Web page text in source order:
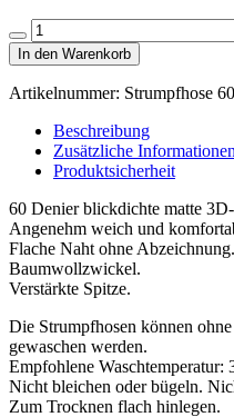
Menge
verringern
Strumpfhose
Intense
60D,
Farbe
Menge
In den Warenkorb
Artikelnummer: Strumpfhose
Beschreibung
Zusätzliche Informationen
Produktsicherheit
60 Denier blickdichte matte
Angenehm weich und
Flache Naht ohne Abzeichnung.
Baumwollzwickel.
Verstärkte Spitze.
Die Strumpfhosen können
gewaschen werden.
Empfohlene Waschtemperatur:
Nicht bleichen oder bügeln.
Zum Trocknen flach hinlegen.